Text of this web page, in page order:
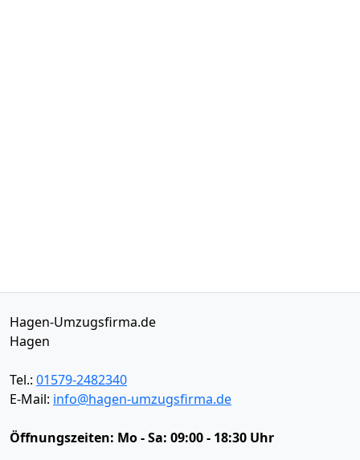
Hagen-Umzugsfirma.de
Hagen
Tel.: 01579-2482340
E-Mail: info@hagen-umzugsfirma.de
Öffnungszeiten: Mo - Sa: 09:00 - 18:30 Uhr